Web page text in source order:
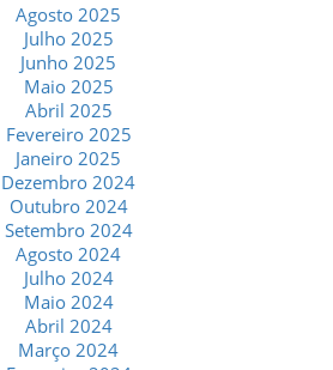
Agosto 2025
Julho 2025
Junho 2025
Maio 2025
Abril 2025
Fevereiro 2025
Janeiro 2025
Dezembro 2024
Outubro 2024
Setembro 2024
Agosto 2024
Julho 2024
Maio 2024
Abril 2024
Março 2024